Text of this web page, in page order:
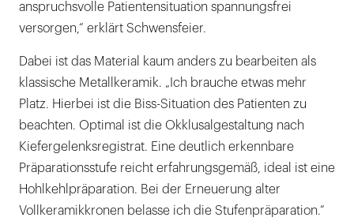
anspruchsvolle Patientensituation spannungsfrei
versorgen,“ erklärt Schwensfeier.
Dabei ist das Material kaum anders zu bearbeiten als
klassische Metallkeramik. „Ich brauche etwas mehr
Platz. Hierbei ist die Biss-Situation des Patienten zu
beachten. Optimal ist die Okklusalgestaltung nach
Kiefergelenksregistrat. Eine deutlich erkennbare
Präparationsstufe reicht erfahrungsgemäß, ideal ist eine
Hohlkehlpräparation. Bei der Erneuerung alter
Vollkeramikkronen belasse ich die Stufenpräparation.“